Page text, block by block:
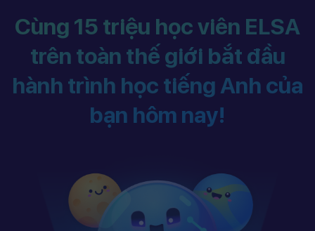
Cùng 15 triệu học viên ELSA
trên toàn thế giới bắt đầu
hành trình học tiếng Anh của
bạn hôm nay!